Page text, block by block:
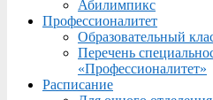
Абилимпикс
Профессионалитет
Образовательный
Перечень
«Профессионалитет»
Расписание